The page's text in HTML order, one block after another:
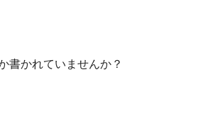
書かれていませんか？